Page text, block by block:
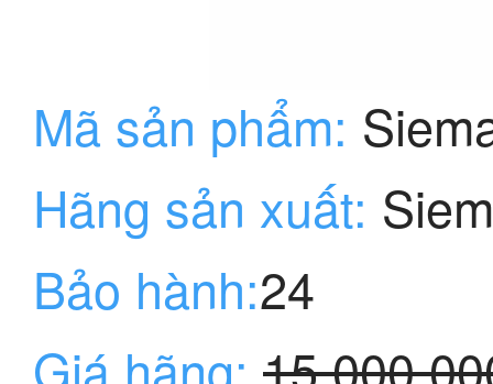
Mã sản phẩm:
Hãng sản xuất:
Bảo hành:24
Giá hãng: